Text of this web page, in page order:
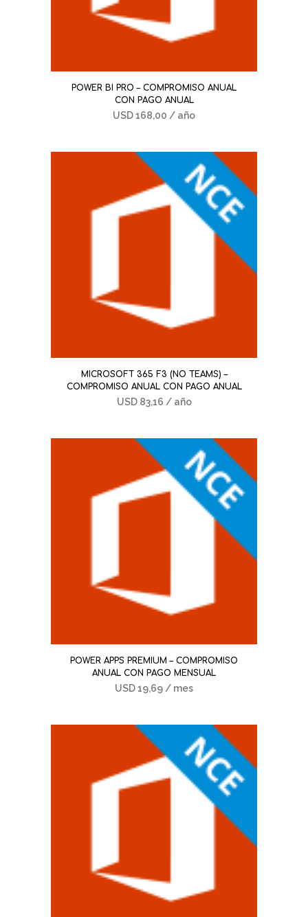
POWER BI PRO – COMPROMISO ANUAL
CON PAGO ANUAL
USD168,00 / año
MICROSOFT 365 F3 (NO TEAMS) –
COMPROMISO ANUAL CON PAGO ANUAL
USD 83,16 / año
POWER APPS PREMIUM – COMPROMISO
ANUAL CON PAGO MENSUAL
USD19,69 / mes